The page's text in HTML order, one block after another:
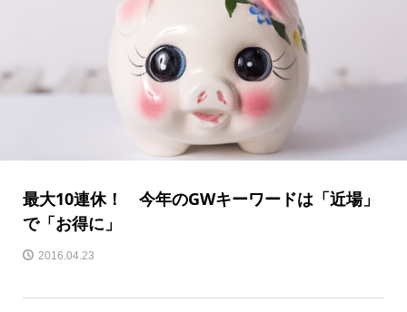
最大10連休！ 今年のGWキーワードは「近場」
で「お得に」
2016.04.23